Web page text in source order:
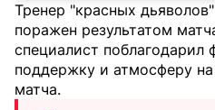
Тренер "красных
поражен результатом
специалист поблагодарил
поддержку и атмосферу
матча.